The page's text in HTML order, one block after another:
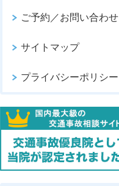
ご予約／お問い合わせ
サイトマップ
プライバシーポリシー